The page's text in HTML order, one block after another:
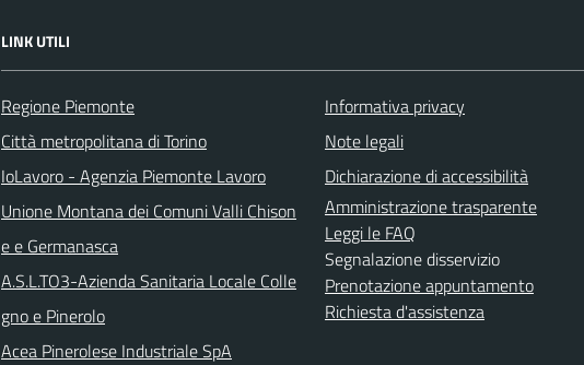
LINK UTILI
Regione Piemonte
Città metropolitana di Torino
IoLavoro - Agenzia Piemonte Lavoro
Unione Montana dei Comuni Valli Chison
e e Germanasca
A.S.L.TO3-Azienda Sanitaria Locale Colle
gno e Pinerolo
Acea Pinerolese Industriale SpA
Informativa privacy
Note legali
Dichiarazione di accessibilità
Amministrazione trasparente
Leggi le FAQ
Segnalazione disservizio
Prenotazione appuntamento
Richiesta d'assistenza